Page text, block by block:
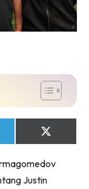
Share
on
(Twitter)
Justin